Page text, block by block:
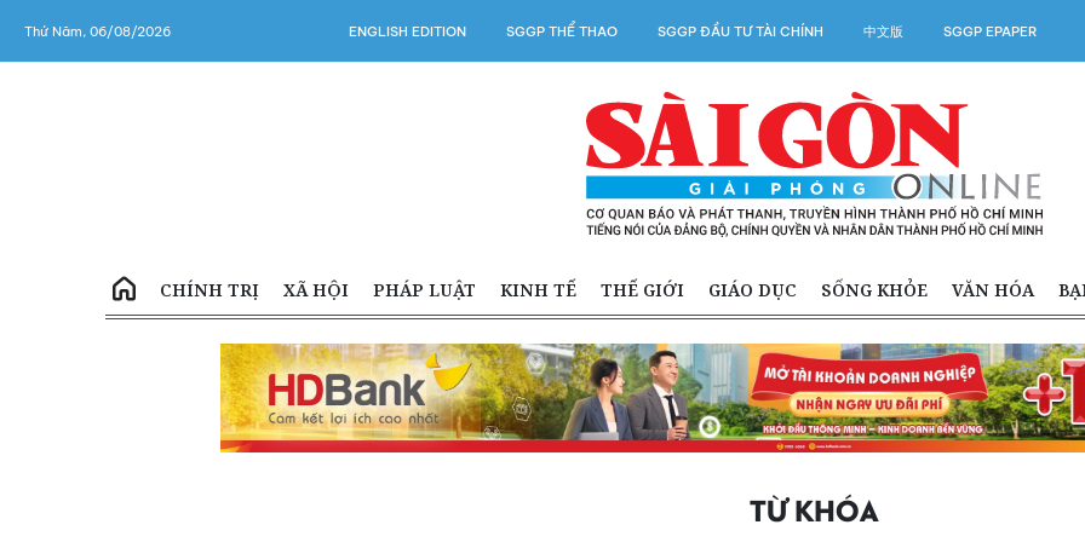
Thứ Năm, 06/08/2026 ENGLISH EDITION SGGP THỂ THAO SGGP ĐẦU TƯ TÀI CHÍNH 中文版 SGGP EPAPER
CHÍNH TRỊ XÃ HỘI PHÁP LUẬT KINH TẾ THẾ GIỚI GIÁO DỤC SỐNG KHỎE VĂN HÓA
TỪ KHÓA